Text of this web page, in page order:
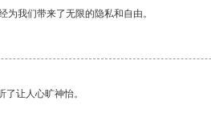
为我们带来了无限的隐私和自由。
让人心旷神怡。